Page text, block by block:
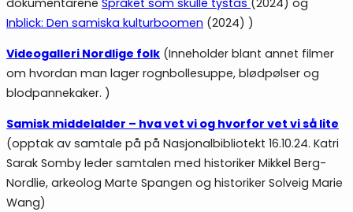
Inblick: Den samiska kulturboomen (2024) )
Videogalleri Nordlige folk (Inneholder blant annet filmer
om hvordan man lager rognbollesuppe, blødpølser og
blodpannekaker. )
Samisk middelalder – hva vet vi og hvorfor vet vi så lite
(opptak av samtale på på Nasjonalbibliotekt 16.10.24. Katri
Sarak Somby leder samtalen med historiker Mikkel Berg-
Nordlie, arkeolog Marte Spangen og historiker Solveig Marie
Wang)